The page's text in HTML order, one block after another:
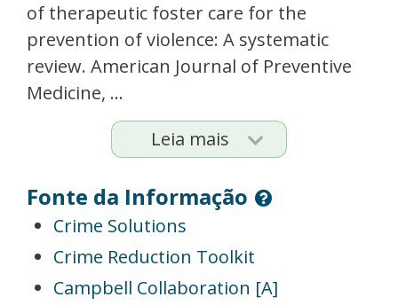
of therapeutic foster care for the
prevention of violence: A systematic
review. American Journal of Preventive
Medicine, ...
Leia mais
Fonte da Informação
Crime Solutions
Crime Reduction Toolkit
Campbell Collaboration [A]